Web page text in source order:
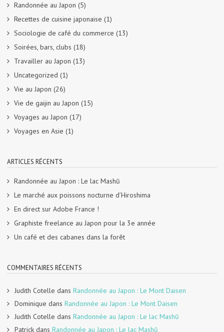
Randonnée au Japon (5)
Recettes de cuisine japonaise (1)
Sociologie de café du commerce (13)
Soirées, bars, clubs (18)
Travailler au Japon (13)
Uncategorized (1)
Vie au Japon (26)
Vie de gaijin au Japon (15)
Voyages au Japon (17)
Voyages en Asie (1)
ARTICLES RÉCENTS
Randonnée au Japon : Le lac Mashū
Le marché aux poissons nocturne d’Hiroshima
En direct sur Adobe France !
Graphiste freelance au Japon pour la 3e année
Un café et des cabanes dans la forêt
COMMENTAIRES RÉCENTS
Judith Cotelle dans Randonnée au Japon : Le Mont Daisen
Dominique dans Randonnée au Japon : Le Mont Daisen
Judith Cotelle dans Randonnée au Japon : Le lac Mashū
Patrick dans Randonnée au Japon : Le lac Mashū